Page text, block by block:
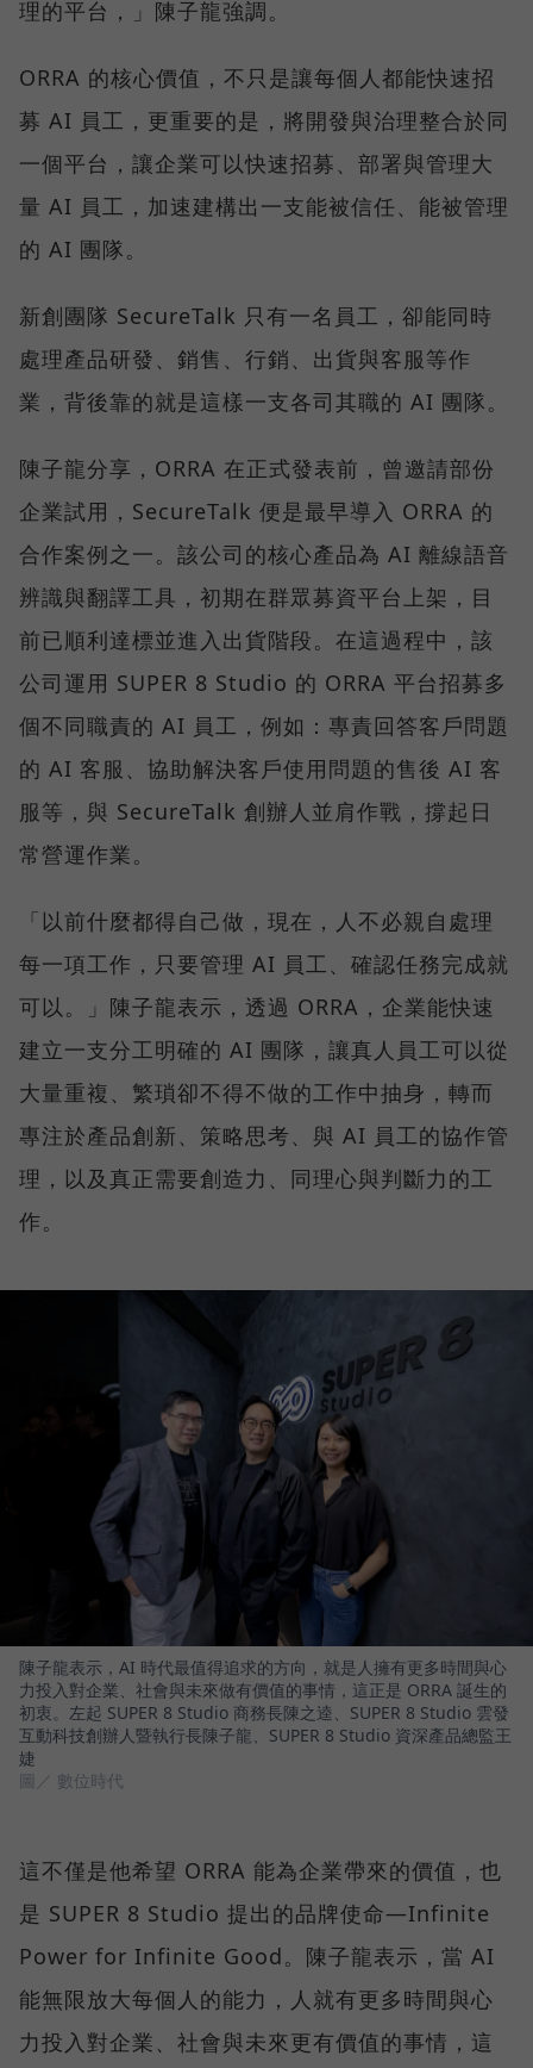
理的平台，」陳子龍強調。
ORRA 的核心價值，不只是讓每個人都能快速招
募 AI 員工，更重要的是，將開發與治理整合於同
一個平台，讓企業可以快速招募、部署與管理大
量 AI 員工，加速建構出一支能被信任、能被管理
的 AI 團隊。
新創團隊 SecureTalk 只有一名員工，卻能同時
處理產品研發、銷售、行銷、出貨與客服等作
業，背後靠的就是這樣一支各司其職的 AI 團隊。
陳子龍分享，ORRA 在正式發表前，曾邀請部份
企業試用，SecureTalk 便是最早導入 ORRA 的
合作案例之一。該公司的核心產品為 AI 離線語音
辨識與翻譯工具，初期在群眾募資平台上架，目
前已順利達標並進入出貨階段。在這過程中，該
公司運用 SUPER 8 Studio 的 ORRA 平台招募多
個不同職責的 AI 員工，例如：專責回答客戶問題
的 AI 客服、協助解決客戶使用問題的售後 AI 客
服等，與 SecureTalk 創辦人並肩作戰，撐起日
常營運作業。
「以前什麼都得自己做，現在，人不必親自處理
每一項工作，只要管理 AI 員工、確認任務完成就
可以。」陳子龍表示，透過 ORRA，企業能快速
建立一支分工明確的 AI 團隊，讓真人員工可以從
大量重複、繁瑣卻不得不做的工作中抽身，轉而
專注於產品創新、策略思考、與 AI 員工的協作管
理，以及真正需要創造力、同理心與判斷力的工
作。
陳子龍表示，AI 時代最值得追求的方向，就是人擁有更多時間與心
力投入對企業、社會與未來做有價值的事情，這正是 ORRA 誕生的
初衷。左起 SUPER 8 Studio 商務長陳之逵、SUPER 8 Studio 雲發
互動科技創辦人暨執行長陳子龍、SUPER 8 Studio 資深產品總監王
婕
圖／ 數位時代
這不僅是他希望 ORRA 能為企業帶來的價值，也
是 SUPER 8 Studio 提出的品牌使命—Infinite
Power for Infinite Good。陳子龍表示，當 AI
能無限放大每個人的能力，人就有更多時間與心
力投入對企業、社會與未來更有價值的事情，這